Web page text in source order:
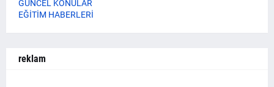
GÜNCEL KONULAR
EĞİTİM HABERLERİ
reklam